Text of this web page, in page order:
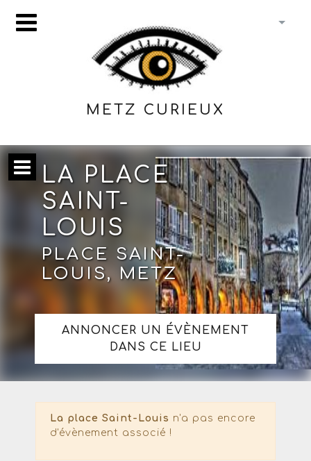
METZ CURIEUX
LA PLACE
SAINT-
LOUIS
PLACE SAINT-
LOUIS, METZ
ANNONCER UN ÉVÈNEMENT
DANS CE LIEU
La place Saint-Louis n'a pas encore
d'évènement associé !